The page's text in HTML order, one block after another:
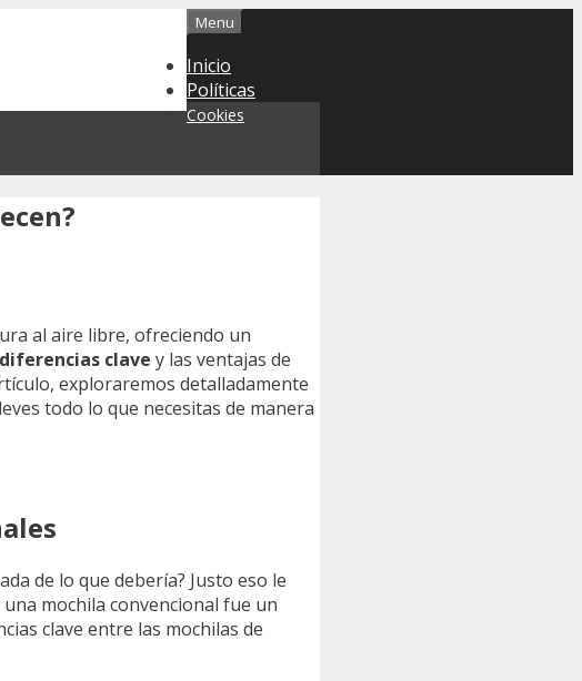
Menu
Inicio
Políticas
Cookies
al aire libre, ofreciendo un
diferencias clave y las ventajas de
exploraremos detalladamente
todo lo que necesitas de manera
de lo que debería? Justo eso le
mochila convencional fue un
clave entre las mochilas de